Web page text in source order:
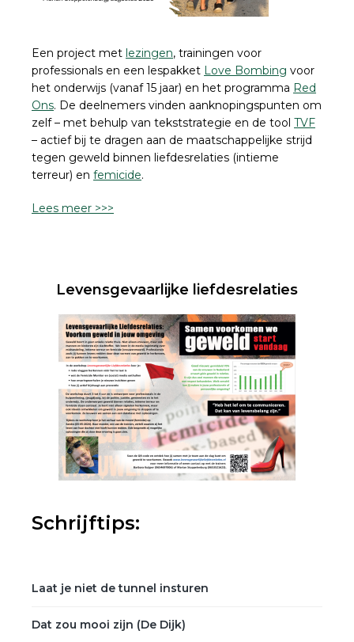
Een project met lezingen, trainingen voor
professionals en een lespakket Love Bombing voor
het onderwijs (vanaf 15 jaar) en het programma Red
Ons. De deelnemers vinden aanknopingspunten om
zelf – met behulp van tekststrategie en de tool TVF
– actief bij te dragen aan de maatschappelijke strijd
tegen geweld binnen liefdesrelaties (intieme
terreur) en femicide.
Lees meer >>>
Levensgevaarlijke liefdesrelaties
Schrijftips:
Laat je niet de tunnel insturen
Dat zou mooi zijn (De Dijk)